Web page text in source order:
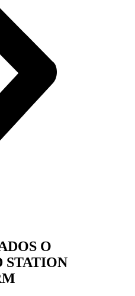
O
STATION